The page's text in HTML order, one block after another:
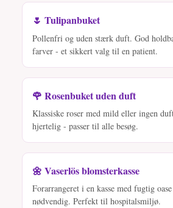
🌷 Tulipanbuket
Pollenfri og uden stærk duft. God
farver - et sikkert valg til en patient.
🌹 Rosenbuket uden duft
Klassiske roser med mild eller ingen
hjertelig - passer til alle besøg.
🌼 Vaserlös blomsterkasse
Forarrangeret i en kasse med fugtig
nødvendig. Perfekt til hospitalsmiljø.